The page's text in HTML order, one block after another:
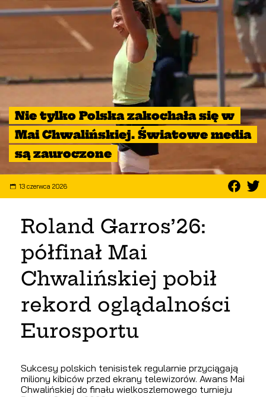
Nie tylko Polska zakochała się w
Mai Chwalińskiej. Światowe media
są zauroczone
13 czerwca 2026
Roland Garros’26:
półfinał Mai
Chwalińskiej pobił
rekord oglądalności
Eurosportu
Sukcesy polskich tenisistek regularnie przyciągają
miliony kibiców przed ekrany telewizorów. Awans Mai
Chwalińskiej do finału wielkoszlemowego turnieju